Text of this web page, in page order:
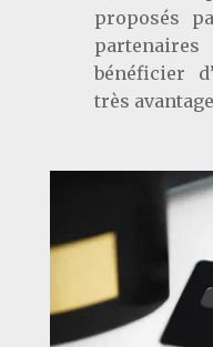
proposés
bénéficier
très